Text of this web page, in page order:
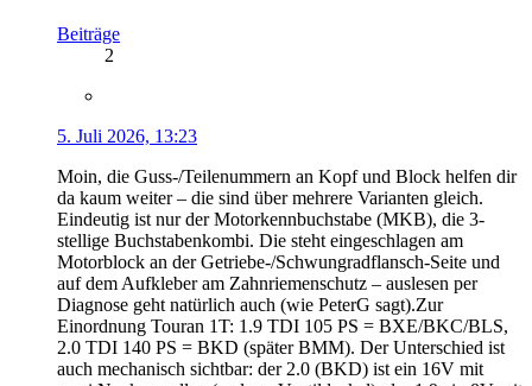
Beiträge
2
5. Juli 2026, 13:23
Moin, die Guss-/Teilenummern an Kopf und Block helfen dir
da kaum weiter – die sind über mehrere Varianten gleich.
Eindeutig ist nur der Motorkennbuchstabe (MKB), die 3-
stellige Buchstabenkombi. Die steht eingeschlagen am
Motorblock an der Getriebe-/Schwungradflansch-Seite und
auf dem Aufkleber am Zahnriemenschutz – auslesen per
Diagnose geht natürlich auch (wie PeterG sagt).Zur
Einordnung Touran 1T: 1.9 TDI 105 PS = BXE/BKC/BLS,
2.0 TDI 140 PS = BKD (später BMM). Der Unterschied ist
auch mechanisch sichtbar: der 2.0 (BKD) ist ein 16V mit